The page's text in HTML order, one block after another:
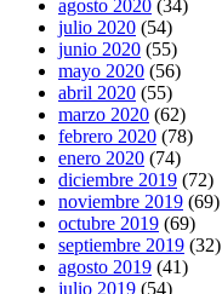
agosto 2020 (34)
julio 2020 (54)
junio 2020 (55)
mayo 2020 (56)
abril 2020 (55)
marzo 2020 (62)
febrero 2020 (78)
enero 2020 (74)
diciembre 2019 (72)
noviembre 2019 (69)
octubre 2019 (69)
septiembre 2019 (32)
agosto 2019 (41)
julio 2019 (54)